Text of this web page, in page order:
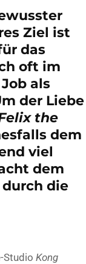
Ziel ist
das
oft im
als
der Liebe
the
dem
viel
dem
die
Studio Kong